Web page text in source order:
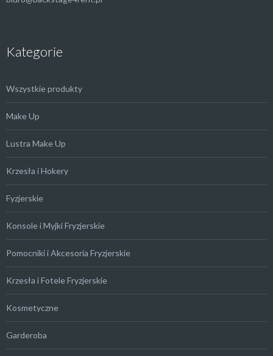
Kategorie
Wszystkie produkty
Make Up
Lustra Make Up
Krzesła i Hokery
Fyzjerskie
Konsole i Myjki Fryzjerskie
Pomocniki i Akcesoria Fryzjerskie
Krzesła i Fotele Fryzjerskie
Kosmetyczne
Garderoba